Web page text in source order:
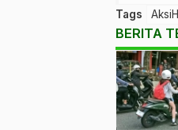
Tags
BERITA